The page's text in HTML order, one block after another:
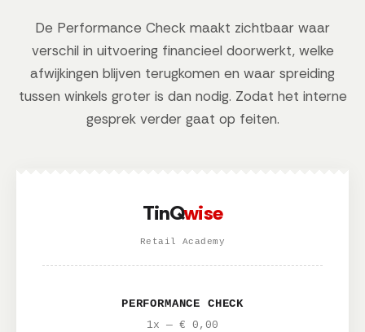
De Performance Check maakt zichtbaar waar
verschil in uitvoering financieel doorwerkt, welke
afwijkingen blijven terugkomen en waar spreiding
tussen winkels groter is dan nodig. Zodat het interne
gesprek verder gaat op feiten.
TinQwise
Retail Academy
PERFORMANCE CHECK
1x — € 0,00